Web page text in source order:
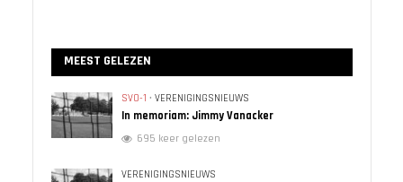
MEEST GELEZEN
SVO-1 • VERENIGINGSNIEUWS
In memoriam: Jimmy Vanacker
695 keer gelezen
VERENIGINGSNIEUWS